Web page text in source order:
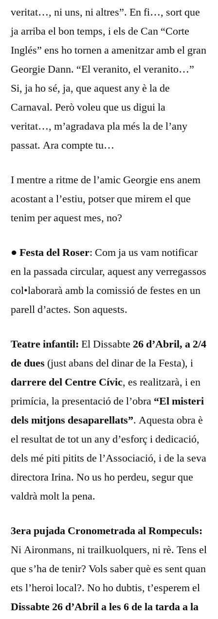
veritat…, ni uns, ni altres”. En fi…, sort que
ja arriba el bon temps, i els de Can “Corte
Inglés” ens ho tornen a amenitzar amb el gran
Georgie Dann. “El veranito, el veranito…”
Si, ja ho sé, ja, que aquest any è la de
Carnaval. Però voleu que us digui la
veritat…, m’agradava pla més la de l’any
passat. Ara compte tu…
I mentre a ritme de l’amic Georgie ens anem
acostant a l’estiu, potser que mirem el que
tenim per aquest mes, no?
● Festa del Roser: Com ja us vam notificar
en la passada circular, aquest any verregassos
col•laborarà amb la comissió de festes en un
parell d’actes. Son aquests.
Teatre infantil: El Dissabte 26 d’Abril, a 2/4
de dues (just abans del dinar de la Festa), i
darrere del Centre Cívic, es realitzarà, i en
primícia, la presentació de l’obra “El misteri
dels mitjons desaparellats”. Aquesta obra è
el resultat de tot un any d’esforç i dedicació,
dels mé piti pitits de l’Associació, i de la seva
directora Irina. No us ho perdeu, segur que
valdrà molt la pena.
3era pujada Cronometrada al Rompeculs:
Ni Aironmans, ni trailkuolquers, ni rè. Tens el
que s’ha de tenir? Vols saber què es sent quan
ets l’heroi local?. No ho dubtis, t’esperem el
Dissabte 26 d’Abril a les 6 de la tarda a la